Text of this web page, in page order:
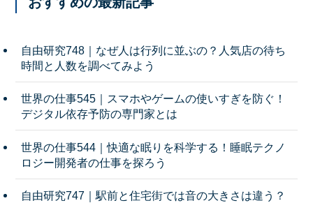
自由研究748｜なぜ人は行列に並ぶの？人気店の待ち
時間と人数を調べてみよう
世界の仕事545｜スマホやゲームの使いすぎを防ぐ！
デジタル依存予防の専門家とは
世界の仕事544｜快適な眠りを科学する！睡眠テクノ
ロジー開発者の仕事を探ろう
自由研究747｜駅前と住宅街では音の大きさは違う？